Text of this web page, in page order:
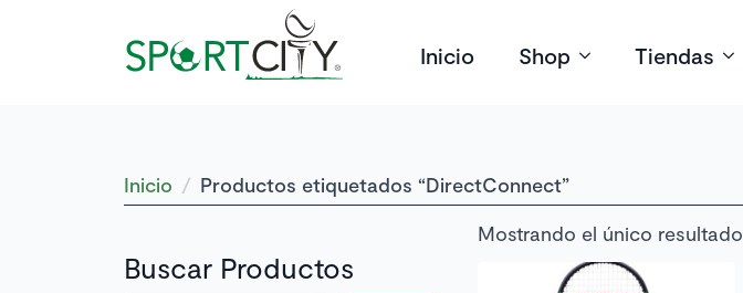
Inicio Shop Tiendas
Inicio Productos etiquetados “DirectConnect”
Buscar Productos
Mostrando el único resultado